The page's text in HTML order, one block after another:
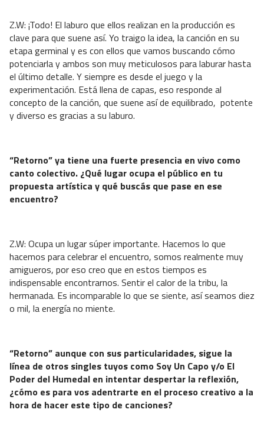
Z.W: ¡⁠Todo! El laburo que ellos realizan en la producción es
clave para que suene así. Yo traigo la idea, la canción en su
etapa germinal y es con ellos que vamos buscando cómo
potenciarla y ambos son muy meticulosos para laburar hasta
el último detalle. Y siempre es desde el juego y la
experimentación. Está llena de capas, eso responde al
concepto de la canción, que suene así de equilibrado, potente
y diverso es gracias a su laburo.
“Retorno” ya tiene una fuerte presencia en vivo como
canto colectivo. ¿Qué lugar ocupa el público en tu
propuesta artística y qué buscás que pase en ese
encuentro?
Z.W: ⁠Ocupa un lugar súper importante. Hacemos lo que
hacemos para celebrar el encuentro, somos realmente muy
amigueros, por eso creo que en estos tiempos es
indispensable encontrarnos. Sentir el calor de la tribu, la
hermanada. Es incomparable lo que se siente, así seamos diez
o mil, la energía no miente.
“Retorno” aunque con sus particularidades, sigue la
línea de otros singles tuyos como Soy Un Capo y/o El
Poder del Humedal en intentar despertar la reflexión,
¿cómo es para vos adentrarte en el proceso creativo a la
hora de hacer este tipo de canciones?